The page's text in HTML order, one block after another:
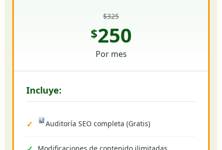
$325
$250
Por mes
Incluye:
Auditoría SEO completa (Gratis)